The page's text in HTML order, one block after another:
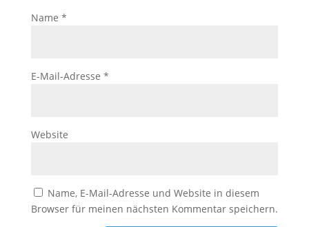
Name *
E-Mail-Adresse *
Website
Name, E-Mail-Adresse und Website in diesem
Browser für meinen nächsten Kommentar speichern.